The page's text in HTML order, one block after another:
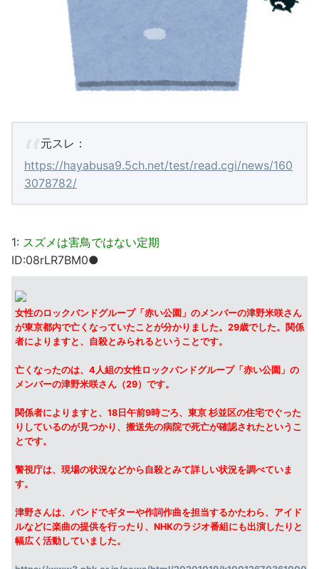
元スレ：
https://hayabusa9.5ch.net/test/read.cgi/news/160
3078782/
1: スズメは害鳥ではない定期
ID:08rLR7BM0●
女性のロックバンドグループ「赤い公園」のメンバーの津野米咲さん
が東京都内で亡くなっていたことが分かりました。29歳でした。関係
者によりますと、自殺とみられるということです。
亡くなったのは、4人組の女性ロックバンドグループ「赤い公園」の
メンバーの津野米咲さん（29）です。
関係者によりますと、18日午前9時ごろ、東京 杉並区の住宅でぐった
りしているのが見つかり、搬送先の病院で死亡が確認されたというこ
とです。
警視庁は、現場の状況などから自殺とみて詳しい状況を調べていま
す。
津野さんは、バンドでギターや作詞作曲を担当するかたわら、アイド
ルなどに楽曲の提供を行ったり、NHKのラジオ番組にも出演したりと
幅広く活動していました。